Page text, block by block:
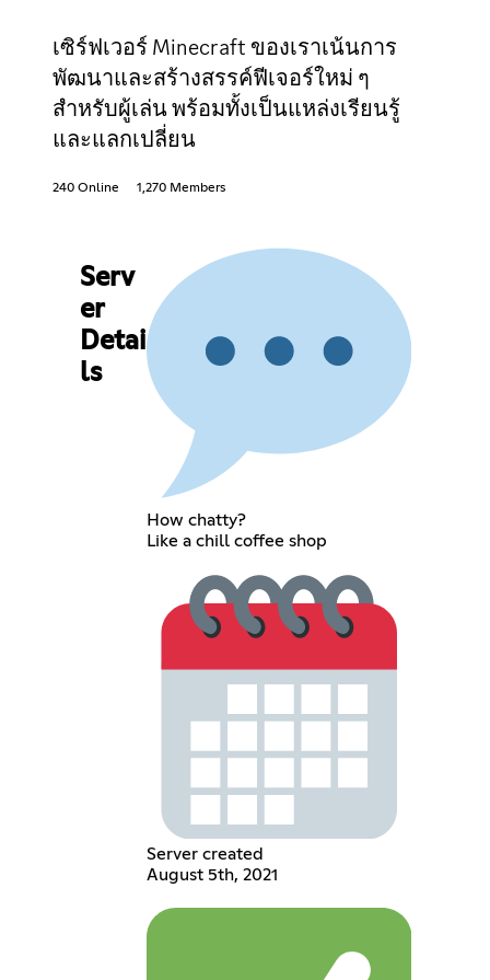
เซิร์ฟเวอร์ Minecraft ของเราเน้นการ
พัฒนาและสร้างสรรค์ฟีเจอร์ใหม่ ๆ
สำหรับผู้เล่น พร้อมทั้งเป็นแหล่งเรียนรู้
และแลกเปลี่ยน
240 Online 1,270 Members
Serv
er
Detai
ls
How chatty?
Like a chill coffee shop
Server created
August 5th, 2021